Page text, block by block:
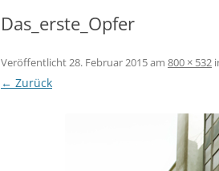
MAADI,
Das_erste_Opfer
Veröffentlicht28. Februar 2015am 800 × 532
← Zurück